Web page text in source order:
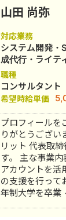
刺・パンフレッ
記事：金融記事
ロー図・組織図
ル化 AI使用可
するAIツールの
対応エリア・連
国どこでも対応
/ チャット） 対
ただける場合、全国
お気軽にメッセ
い。 「どんな
いう問い合わせ
初回は状況をお
も承ります。
に携わる ▷2024年 フリーランスとし
て独立
└YouTubeコン
▷YouTubeスク
EAVALが運営
師 └YouTubeの
ール 【主な実績】 ・YouTube運営経験
2年半 ・動画制
注実績200件以
サイト、オンラ
チからチャンネ
画制作、分析
しております クラウドワークスの発注
者ページはこち
https://
◎勤務していた
ネルを運用 →自
ステップ無し
山田 尚弥
対応業務
システム開発・
成代行・ライテ
画編集
職種
コンサルタント
希望時給単価
プロフィールを
りがとうござい
リット 代表取
す。 主な事業内容としては、LINE公式
アカウントを活
の支援を行っておりま
年制大学を卒業